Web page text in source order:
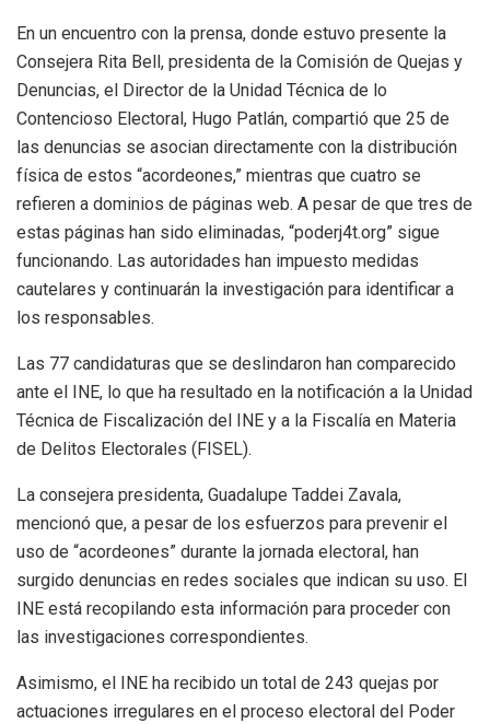
En un encuentro con la prensa, donde estuvo presente la
Consejera Rita Bell, presidenta de la Comisión de Quejas y
Denuncias, el Director de la Unidad Técnica de lo
Contencioso Electoral, Hugo Patlán, compartió que 25 de
las denuncias se asocian directamente con la distribución
física de estos “acordeones,” mientras que cuatro se
refieren a dominios de páginas web. A pesar de que tres de
estas páginas han sido eliminadas, “poderj4t.org” sigue
funcionando. Las autoridades han impuesto medidas
cautelares y continuarán la investigación para identificar a
los responsables.
Las 77 candidaturas que se deslindaron han comparecido
ante el INE, lo que ha resultado en la notificación a la Unidad
Técnica de Fiscalización del INE y a la Fiscalía en Materia
de Delitos Electorales (FISEL).
La consejera presidenta, Guadalupe Taddei Zavala,
mencionó que, a pesar de los esfuerzos para prevenir el
uso de “acordeones” durante la jornada electoral, han
surgido denuncias en redes sociales que indican su uso. El
INE está recopilando esta información para proceder con
las investigaciones correspondientes.
Asimismo, el INE ha recibido un total de 243 quejas por
actuaciones irregulares en el proceso electoral del Poder